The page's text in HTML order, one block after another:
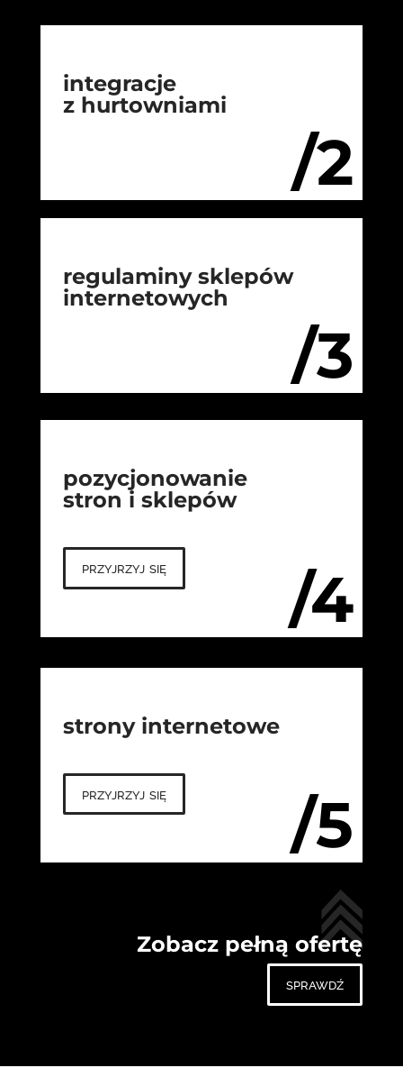
/2
integracje
z hurtowniami
/3
regulaminy sklepów
internetowych
/4
pozycjonowanie
stron i sklepów
przyjrzyj się
/5
strony internetowe
przyjrzyj się
Zobacz pełną ofertę
sprawdź